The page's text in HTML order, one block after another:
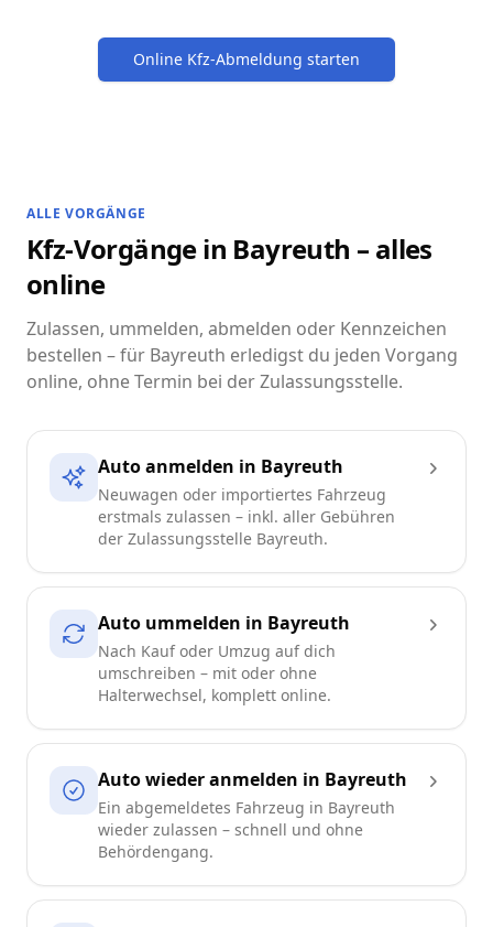
Online Kfz-Abmeldung starten
ALLE VORGÄNGE
Kfz-Vorgänge in Bayreuth – alles
online
Zulassen, ummelden, abmelden oder Kennzeichen
bestellen – für Bayreuth erledigst du jeden Vorgang
online, ohne Termin bei der Zulassungsstelle.
Auto anmelden in Bayreuth
Neuwagen oder importiertes Fahrzeug
erstmals zulassen – inkl. aller Gebühren
der Zulassungsstelle Bayreuth.
Auto ummelden in Bayreuth
Nach Kauf oder Umzug auf dich
umschreiben – mit oder ohne
Halterwechsel, komplett online.
Auto wieder anmelden in Bayreuth
Ein abgemeldetes Fahrzeug in Bayreuth
wieder zulassen – schnell und ohne
Behördengang.